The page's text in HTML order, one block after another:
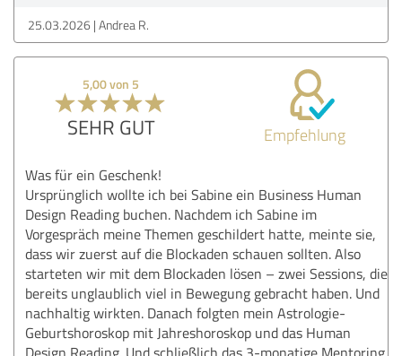
25.03.2026 Andrea R.
5,00 von 5
SEHR GUT Empfehlung
Was für ein Geschenk!
Ursprünglich wollte ich bei Sabine ein Business Human
Design Reading buchen. Nachdem ich Sabine im
Vorgespräch meine Themen geschildert hatte, meinte sie,
dass wir zuerst auf die Blockaden schauen sollten. Also
starteten wir mit dem Blockaden lösen – zwei Sessions, die
bereits unglaublich viel in Bewegung gebracht haben. Und
nachhaltig wirkten. Danach folgten mein Astrologie-
Geburtshoroskop mit Jahreshoroskop und das Human